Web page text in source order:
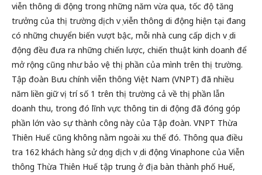
viễn thông di động trong những năm vừa qua, tốc độ tăng
trưởng của thị trường dịch vụ viễn thông di động hiện tại đang
có những chuyển biến vượt bậc, mỗi nhà cung cấp dịch vụ di
động đều đưa ra những chiến lược, chiến thuật kinh doanh để
mở rộng cũng như bảo vệ thị phần của mình trên thị trường.
Tập đoàn Bưu chính viễn thông Việt Nam (VNPT) đã nhiều
năm liền giữ vị trí số 1 trên thị trường cả về thị phần lẫn
doanh thu, trong đó lĩnh vực thông tin di động đã đóng góp
phần lớn vào sự thành công này của Tập đoàn. VNPT Thừa
Thiên Huế cũng không nằm ngoài xu thế đó. Thông qua điều
tra 162 khách hàng sử dụng dịch vụ di động Vinaphone của Viễn
thông Thừa Thiên Huế tập trung ở địa bàn thành phố Huế,